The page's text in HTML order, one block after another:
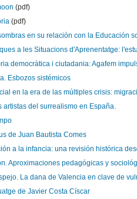
(pdf)
(pdf)
en su relación con la Educación
a les Situacions d'Aprenentatge:
democràtica i ciutadania: Agafem
Esbozos sistémicos
en la era de las múltiples crisis:
artistas del surrealismo en España.
de Juan Bautista Comes
a la infancia: una revisión histórica
Aproximaciones pedagógicas y
La dana de Valencia en clave de
de Javier Costa Císcar